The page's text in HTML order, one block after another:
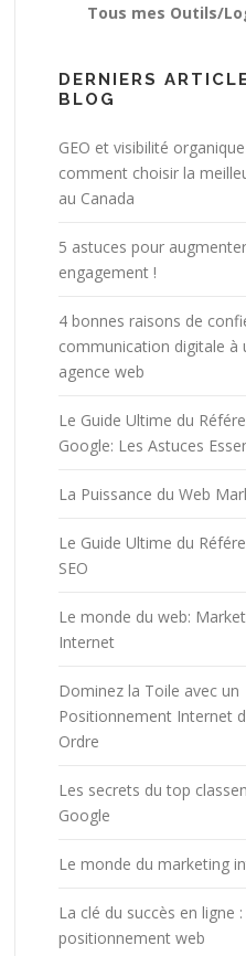
Tous mes Outils/
DERNIERS
BLOG
GEO et visibilité
comment choisir la
au Canada
5 astuces pour
engagement !
4 bonnes raisons de
communication digitale à
agence web
Le Guide Ultime du
Google: Les Astuces
La Puissance du Web
Le Guide Ultime du
SEO
Le monde du web:
Internet
Dominez la Toile avec un
Positionnement Internet
Ordre
Les secrets du top
Google
Le monde du marketing
La clé du succès en ligne
positionnement web